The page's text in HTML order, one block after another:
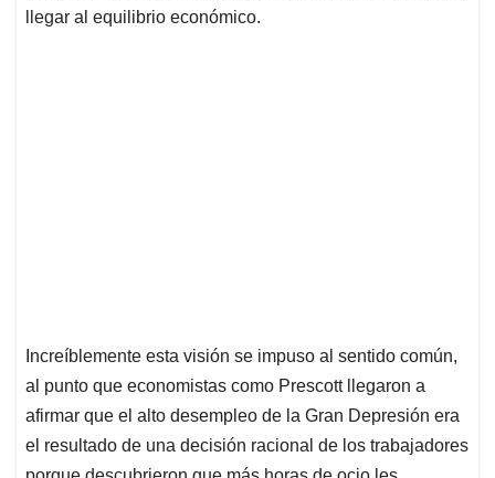
llegar al equilibrio económico.
Increíblemente esta visión se impuso al sentido común,
al punto que economistas como Prescott llegaron a
afirmar que el alto desempleo de la Gran Depresión era
el resultado de una decisión racional de los trabajadores